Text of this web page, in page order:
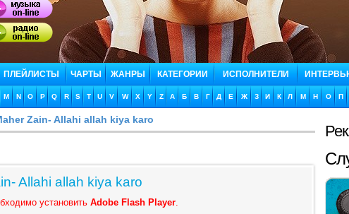
ПЛЕЙЛИСТЫ ЧАРТЫ ЖАНРЫ КАТЕГОРИИ ИСПОЛНИТЕЛИ
M N O P Q R S T U V W X Y Z А Б В Г Д Е Ж З И К Л М Н О П
Zain- Allahi allah kiya karo
Allahi allah kiya karo
установить Adobe Flash Player.